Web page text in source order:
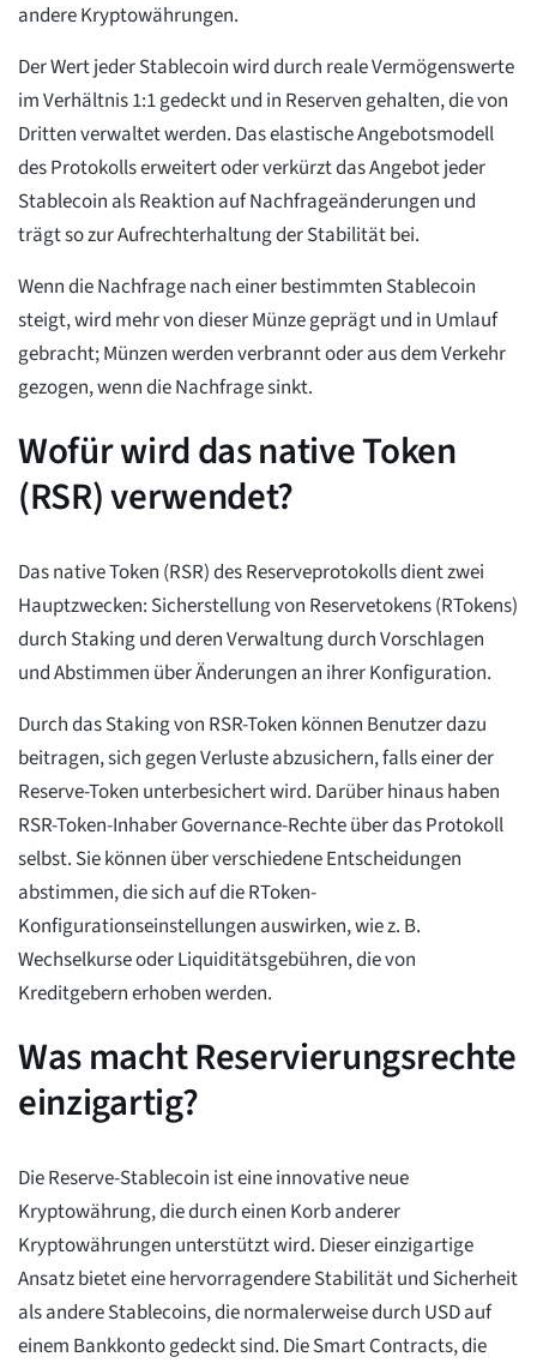
andere Kryptowährungen.
Der Wert jeder Stablecoin wird durch reale Vermögenswerte
im Verhältnis 1:1 gedeckt und in Reserven gehalten, die von
Dritten verwaltet werden. Das elastische Angebotsmodell
des Protokolls erweitert oder verkürzt das Angebot jeder
Stablecoin als Reaktion auf Nachfrageänderungen und
trägt so zur Aufrechterhaltung der Stabilität bei.
Wenn die Nachfrage nach einer bestimmten Stablecoin
steigt, wird mehr von dieser Münze geprägt und in Umlauf
gebracht; Münzen werden verbrannt oder aus dem Verkehr
gezogen, wenn die Nachfrage sinkt.
Wofür wird das native Token
(RSR) verwendet?
Das native Token (RSR) des Reserveprotokolls dient zwei
Hauptzwecken: Sicherstellung von Reservetokens (RTokens)
durch Staking und deren Verwaltung durch Vorschlagen
und Abstimmen über Änderungen an ihrer Konfiguration.
Durch das Staking von RSR-Token können Benutzer dazu
beitragen, sich gegen Verluste abzusichern, falls einer der
Reserve-Token unterbesichert wird. Darüber hinaus haben
RSR-Token-Inhaber Governance-Rechte über das Protokoll
selbst. Sie können über verschiedene Entscheidungen
abstimmen, die sich auf die RToken-
Konfigurationseinstellungen auswirken, wie z. B.
Wechselkurse oder Liquiditätsgebühren, die von
Kreditgebern erhoben werden.
Was macht Reservierungsrechte
einzigartig?
Die Reserve-Stablecoin ist eine innovative neue
Kryptowährung, die durch einen Korb anderer
Kryptowährungen unterstützt wird. Dieser einzigartige
Ansatz bietet eine hervorragendere Stabilität und Sicherheit
als andere Stablecoins, die normalerweise durch USD auf
einem Bankkonto gedeckt sind. Die Smart Contracts, die